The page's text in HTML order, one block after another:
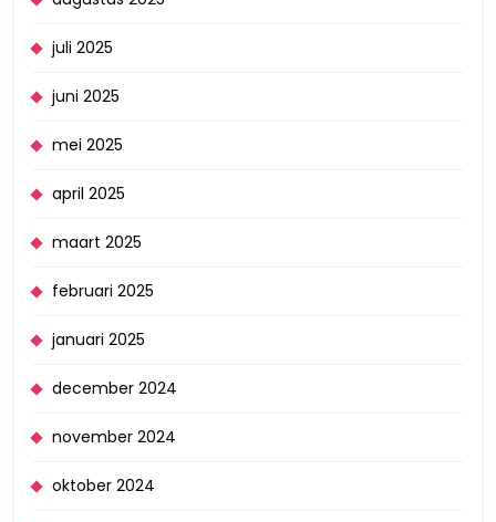
juli 2025
juni 2025
mei 2025
april 2025
maart 2025
februari 2025
januari 2025
december 2024
november 2024
oktober 2024